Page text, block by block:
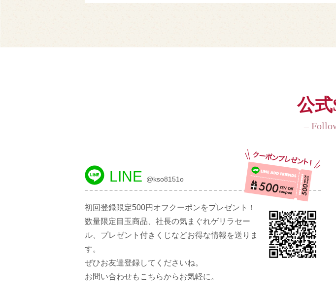
公式
–
LINE @kso8151o
初回登録限定500円オフクーポンをプレゼント！
数量限定目玉商品、社長の気まぐれゲリラセー
ル、プレゼント付きくじなどお得な情報を送りま
す。
ぜひお友達登録してくださいね。
お問い合わせもこちらからお気軽に。